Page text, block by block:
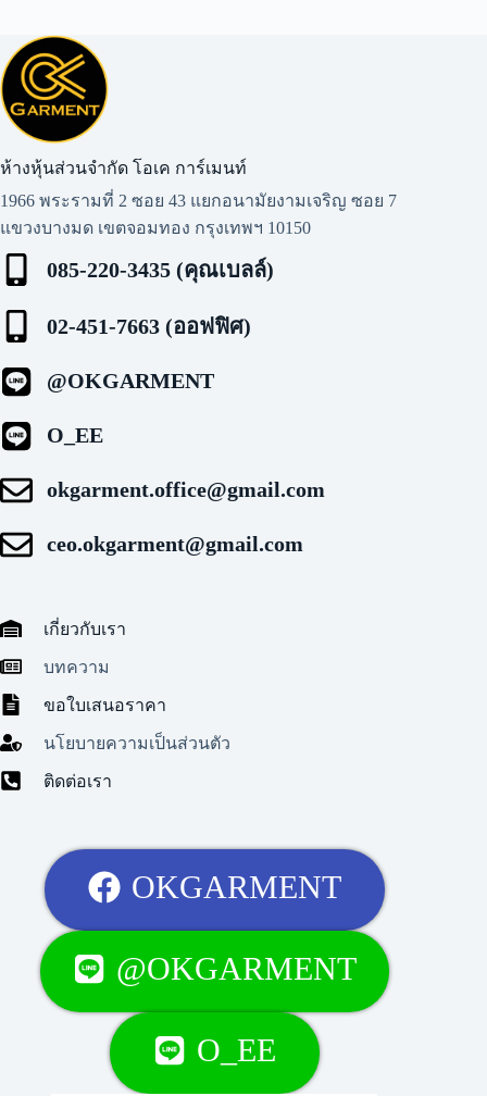
ห้างหุ้นส่วนจำกัด โอเค การ์เมนท์​
1966 พระรามที่ 2 ซอย 43 แยกอนามัยงามเจริญ ซอย 7
แขวงบางมด เขตจอมทอง กรุงเทพฯ 10150
085-220-3435 (คุณเบลล์)
02-451-7663 (ออฟฟิศ)
@OKGARMENT
O_EE
okgarment.office@gmail.com
ceo.okgarment@gmail.com
เกี่ยวกับเรา
บทความ
ขอใบเสนอราคา
นโยบายความเป็นส่วนตัว
ติดต่อเรา
OKGARMENT
@OKGARMENT
O_EE